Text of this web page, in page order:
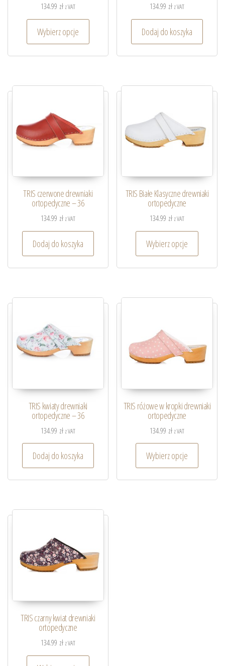
134.99 zł z VAT
Wybierz opcje
134.99 zł z VAT
Dodaj do koszyka
TRIS czerwone drewniaki
ortopedyczne – 36
134.99 zł z VAT
Dodaj do koszyka
TRIS Białe Klasyczne drewniaki
ortopedyczne
134.99 zł z VAT
Wybierz opcje
TRIS kwiaty drewniaki
ortopedyczne – 36
134.99 zł z VAT
Dodaj do koszyka
TRIS różowe w kropki drewniaki
ortopedyczne
134.99 zł z VAT
Wybierz opcje
TRIS czarny kwiat drewniaki
ortopedyczne
134.99 zł z VAT